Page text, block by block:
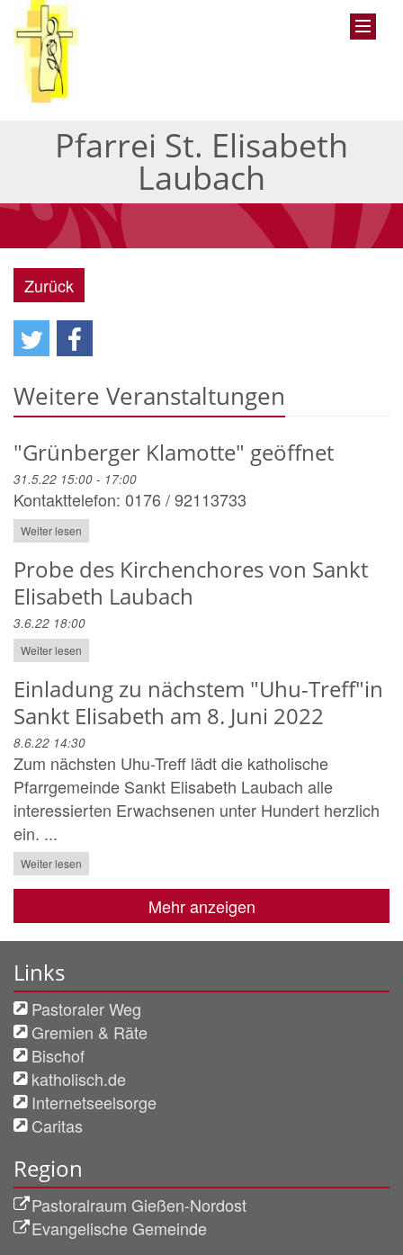
Pfarrei St. Elisabeth
Laubach
Zurück
Weitere Veranstaltungen
"Grünberger Klamotte" geöffnet
31.5.22 15:00 - 17:00
Kontakttelefon: 0176 / 92113733
Weiter lesen
Probe des Kirchenchores von Sankt
Elisabeth Laubach
3.6.22 18:00
Weiter lesen
Einladung zu nächstem "Uhu-Treff"in
Sankt Elisabeth am 8. Juni 2022
8.6.22 14:30
Zum nächsten Uhu-Treff lädt die katholische
Pfarrgemeinde Sankt Elisabeth Laubach alle
interessierten Erwachsenen unter Hundert herzlich
ein. ...
Weiter lesen
Mehr anzeigen
Links
Pastoraler Weg
Gremien & Räte
Bischof
katholisch.de
Internetseelsorge
Caritas
Region
Pastoralraum Gießen-Nordost
Evangelische Gemeinde